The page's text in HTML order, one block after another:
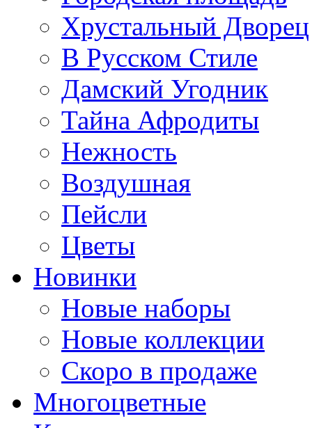
Хрустальный Дворец
В Русском Стиле
Дамский Угодник
Тайна Афродиты
Нежность
Воздушная
Пейсли
Цветы
Новинки
Новые наборы
Новые коллекции
Скоро в продаже
Многоцветные